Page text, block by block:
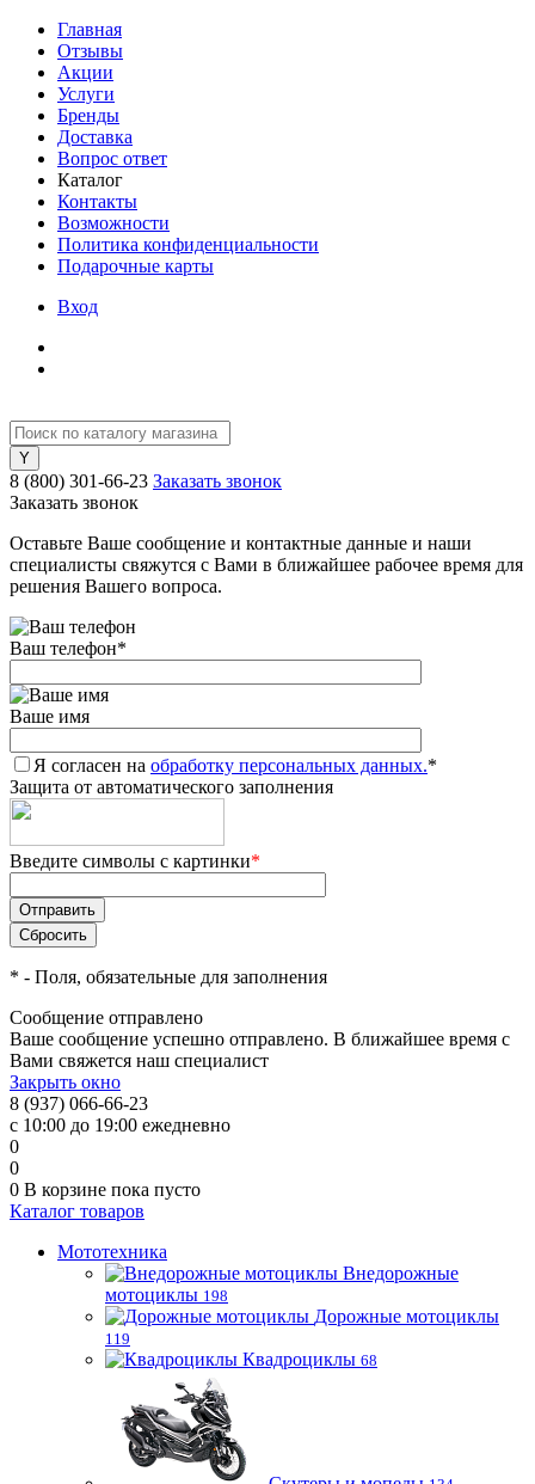
Главная
Отзывы
Акции
Услуги
Бренды
Доставка
Вопрос ответ
Каталог
Контакты
Возможности
Политика конфиденциальности
Подарочные карты
Вход
8 (800) 301-66-23 Заказать звонок
Заказать звонок
Оставьте Ваше сообщение и контактные данные и наши
специалисты свяжутся с Вами в ближайшее рабочее время для
решения Вашего вопроса.
Ваш телефон*
Ваше имя
Я согласен на обработку персональных данных.*
Защита от автоматического заполнения
Введите символы с картинки*
* - Поля, обязательные для заполнения
Сообщение отправлено
Ваше сообщение успешно отправлено. В ближайшее время с
Вами свяжется наш специалист
Закрыть окно
8 (937) 066-66-23
с 10:00 до 19:00 ежедневно
0
0
0 В корзине пока пусто
Каталог товаров
Мототехника
Внедорожные
мотоциклы 198
Дорожные мотоциклы
119
Квадроциклы 68